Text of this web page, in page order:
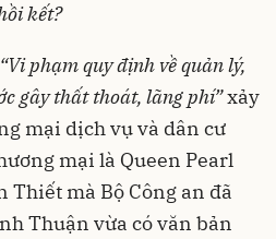
kết?
“Vi phạm quy định về quản lý,
gây thất thoát, lãng phí”xảy
mại dịch vụ và dân cư
mại là Queen Pearl
Thiết mà Bộ Công an đã
Thuận vừa có văn bản